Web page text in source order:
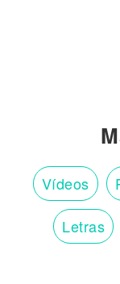
Vídeos
Letras